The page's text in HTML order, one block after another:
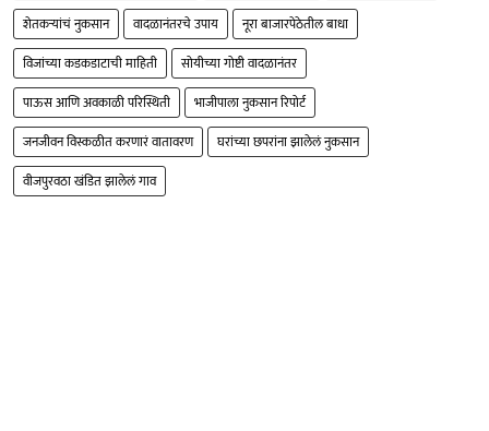
शेतकऱ्यांचं नुकसान
वादळानंतरचे उपाय
नूरा बाजारपेठेतील बाधा
विजांच्या कडकडाटाची माहिती
सोयीच्या गोष्टी वादळानंतर
पाऊस आणि अवकाळी परिस्थिती
भाजीपाला नुकसान रिपोर्ट
जनजीवन विस्कळीत करणारं वातावरण
घरांच्या छपरांना झालेलं नुकसान
वीजपुरवठा खंडित झालेलं गाव